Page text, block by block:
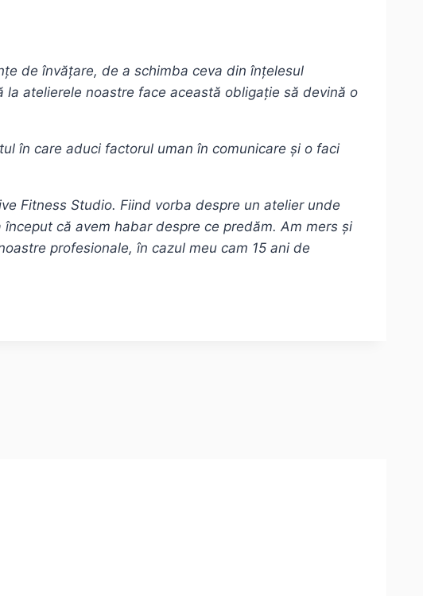
de învățare, de a schimba ceva din înțelesul
atelierele noastre face această obligație să devină o
în care aduci factorul uman în comunicare și o faci
Fitness Studio. Fiind vorba despre un atelier unde
că avem habar despre ce predăm. Am mers și
profesionale, în cazul meu cam 15 ani de